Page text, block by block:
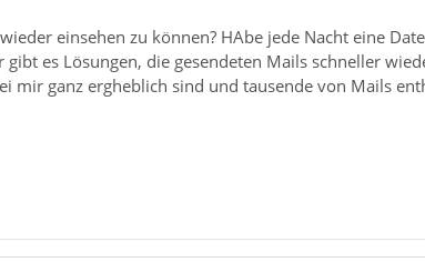
einsehen zu können? HAbe jede Nacht eine
es Lösungen, die gesendeten Mails schneller
mir ganz ergheblich sind und tausende von Mails